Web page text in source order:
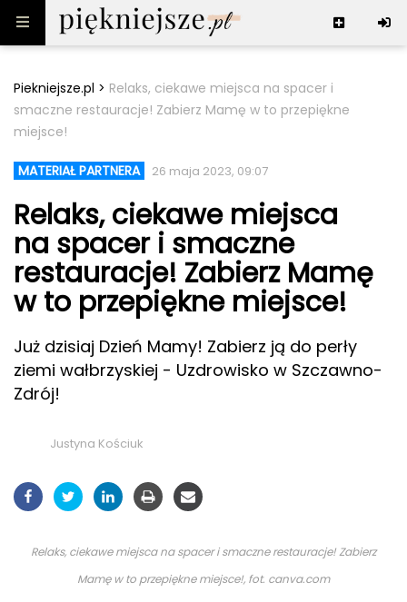
Skip to content
Uroda & Styl
Makijaż
Pielęgnacja
Moda
Lifestyle
Zdrowie
Jedzenie i napoje
Seks
Miłość
Porady
Technologie
Rozrywka
Śmieszne
Filmy i seriale
Muzyka
Celebryci
Redakcja
O redakcji
Reklama
Kontakt
Serwis
Regulamin
Polityka prywatności
Mapa strony
Kanały RSS
Leksykon
Piekniejsze.pl > Relaks, ciekawe miejsca na spacer i
smaczne restauracje! Zabierz Mamę w to przepiękne
miejsce!
MATERIAŁ PARTNERA 26 maja 2023, 09:07
Relaks, ciekawe miejsca
na spacer i smaczne
restauracje! Zabierz Mamę
w to przepiękne miejsce!
Już dzisiaj Dzień Mamy! Zabierz ją do perły
ziemi wałbrzyskiej - Uzdrowisko w Szczawno-
Zdrój!
Justyna Kościuk
Relaks, ciekawe miejsca na spacer i smaczne restauracje! Zabierz
Mamę w to przepiękne miejsce!, fot. canva.com